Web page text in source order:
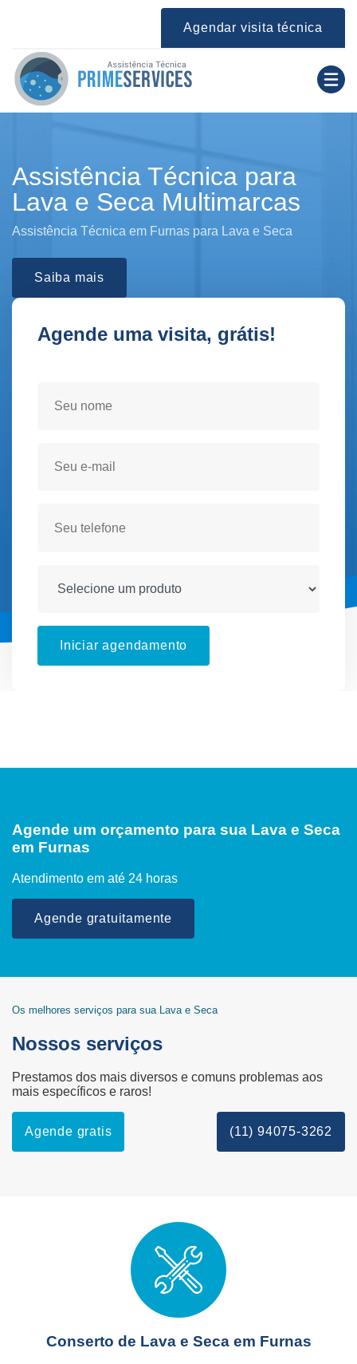
Agendar visita técnica
Assistência Técnica para
Lava e Seca Multimarcas
Assistência Técnica em Furnas para Lava e Seca
Saiba mais
Agende uma visita, grátis!
Iniciar agendamento
Agende um orçamento para sua Lava e Seca
em Furnas
Atendimento em até 24 horas
Agende gratuitamente
Os melhores serviços para sua Lava e Seca
Nossos serviços
Prestamos dos mais diversos e comuns problemas aos
mais específicos e raros!
Agende gratis (11) 94075-3262
Conserto de Lava e Seca em Furnas